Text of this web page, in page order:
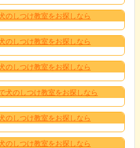
のしつけ教室をお探しなら
のしつけ教室をお探しなら
のしつけ教室をお探しなら
犬のしつけ教室をお探しなら
のしつけ教室をお探しなら
のしつけ教室をお探しなら